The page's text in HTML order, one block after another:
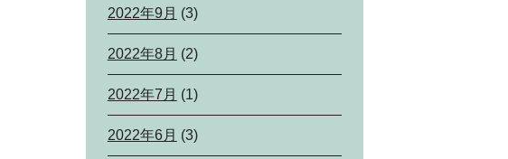
2022年9月 (3)
2022年8月 (2)
2022年7月 (1)
2022年6月 (3)